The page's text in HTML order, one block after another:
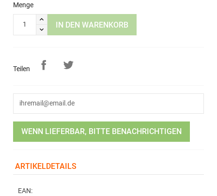
Menge
IN DEN WARENKORB
Teilen
WENN LIEFERBAR, BITTE BENACHRICHTIGEN
ARTIKELDETAILS
EAN: